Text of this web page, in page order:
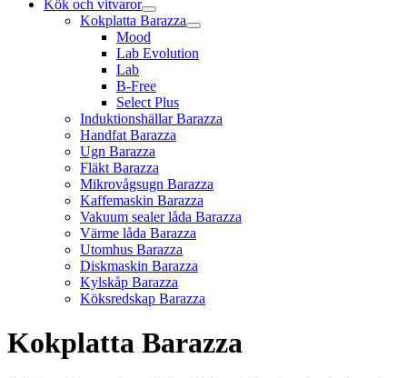
Kök och vitvaror
Kokplatta Barazza
Mood
Lab Evolution
Lab
B-Free
Select Plus
Induktionshällar Barazza
Handfat Barazza
Ugn Barazza
Fläkt Barazza
Mikrovågsugn Barazza
Kaffemaskin Barazza
Vakuum sealer låda Barazza
Värme låda Barazza
Utomhus Barazza
Diskmaskin Barazza
Kylskåp Barazza
Köksredskap Barazza
Kokplatta Barazza